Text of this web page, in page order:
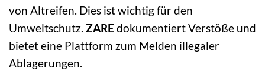
von Altreifen. Dies ist wichtig für den
Umweltschutz. ZARE dokumentiert Verstöße und
bietet eine Plattform zum Melden illegaler
Ablagerungen.